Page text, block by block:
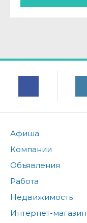
Афиша
Компании
Объявления
Работа
Недвижимость
Интернет-магазин